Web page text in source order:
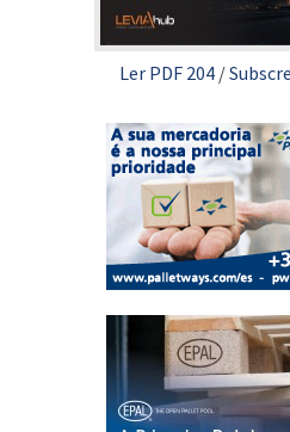
Ler PDF 204 /